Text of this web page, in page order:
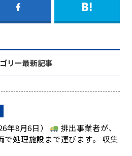
リー最新記事
年8月6日）
排出事業者が、
で処理施設まで運びます。 収集